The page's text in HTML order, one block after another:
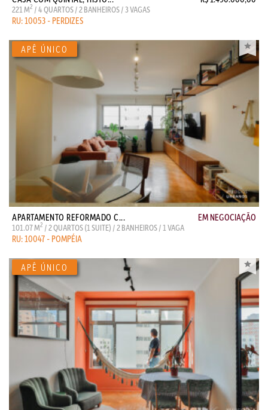
221 M2 / 4 QUARTOS / 2 BANHEIROS / 3 VAGAS
RU: 10053 - PERDIZES
APARTAMENTO REFORMADO C... EM NEGOCIAÇÃO
101.07 M2 / 2 QUARTOS (1 SUITE) / 2 BANHEIROS / 1 VAGA
RU: 10047 - POMPÉIA